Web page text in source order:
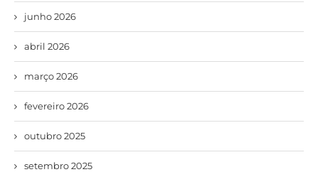
junho 2026
abril 2026
março 2026
fevereiro 2026
outubro 2025
setembro 2025